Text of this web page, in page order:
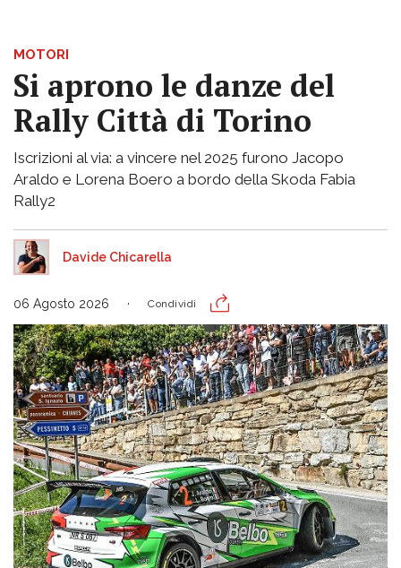
MOTORI
Si aprono le danze del
Rally Città di Torino
Iscrizioni al via: a vincere nel 2025 furono Jacopo
Araldo e Lorena Boero a bordo della Skoda Fabia
Rally2
Davide Chicarella
06 Agosto 2026 Condividi